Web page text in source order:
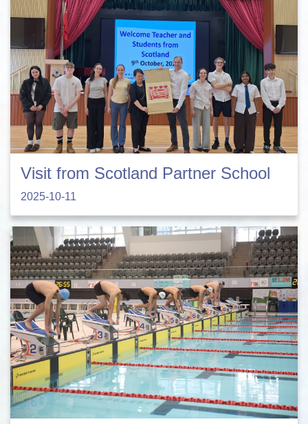
Visit from Scotland Partner School
2025-10-11